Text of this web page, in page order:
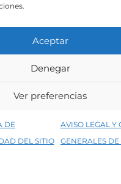
Aceptar
Denegar
Ver preferencias
DE
DEL SITIO
AVISO LEGAL Y
GENERALES DE
primera compra, utiliza el código
Condiciones generales de
de privacidad del sitio
todos los